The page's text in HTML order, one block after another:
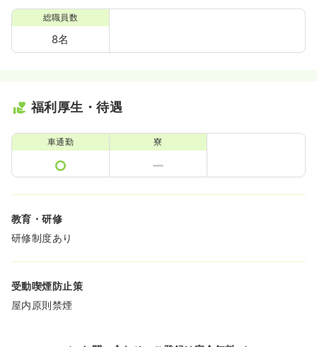
総職員数
8名
福利厚生・待遇
車通勤 寮
教育・研修
研修制度あり
受動喫煙防止策
屋内原則禁煙